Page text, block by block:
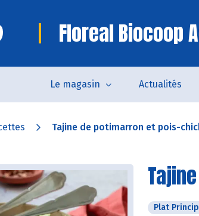
Floreal Biocoop
Le magasin Actualités
Tajine de potimarron et pois-
Plat